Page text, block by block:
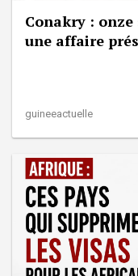
Conakry :
une affaire
guineeactuelle